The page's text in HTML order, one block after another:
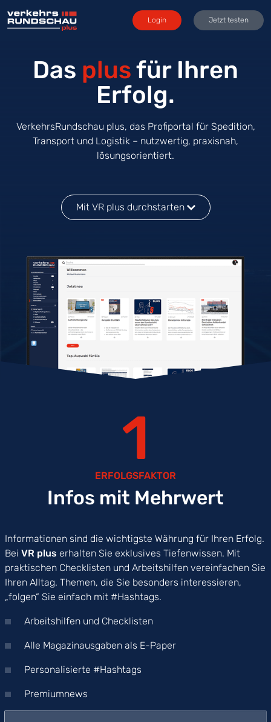
Login Jetzt testen
Das plusfür Ihren
Erfolg.
VerkehrsRundschau plus, das Profiportal für Spedition,
Transport und Logistik – nutzwertig, praxisnah,
lösungsorientiert.
Mit VR plus durchstarten
1
ERFOLGSFAKTOR
Infos mit Mehrwert
Informationen sind die wichtigste Währung für Ihren Erfolg.
Bei VR plus erhalten Sie exklusives Tiefenwissen. Mit
praktischen Checklisten und Arbeitshilfen vereinfachen Sie
Ihren Alltag. Themen, die Sie besonders interessieren,
„folgen“ Sie einfach mit #Hashtags.
Arbeitshilfen und Checklisten
Alle Magazinausgaben als E-Paper
Personalisierte #Hashtags
Premiumnews